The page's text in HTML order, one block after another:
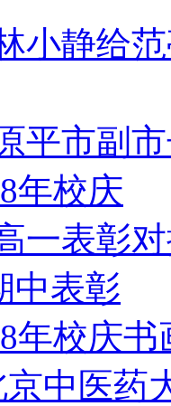
小静给
平市副
年校庆
一表彰
中表彰
年校庆书
京中医药